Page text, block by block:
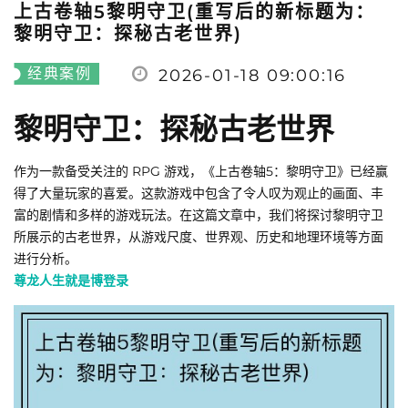
上古卷轴5黎明守卫(重写后的新标题为：
黎明守卫：探秘古老世界)
经典案例 2026-01-18 09:00:16
黎明守卫：探秘古老世界
作为一款备受关注的 RPG 游戏，《上古卷轴5：黎明守卫》已经赢
得了大量玩家的喜爱。这款游戏中包含了令人叹为观止的画面、丰
富的剧情和多样的游戏玩法。在这篇文章中，我们将探讨黎明守卫
所展示的古老世界，从游戏尺度、世界观、历史和地理环境等方面
进行分析。
尊龙人生就是博登录